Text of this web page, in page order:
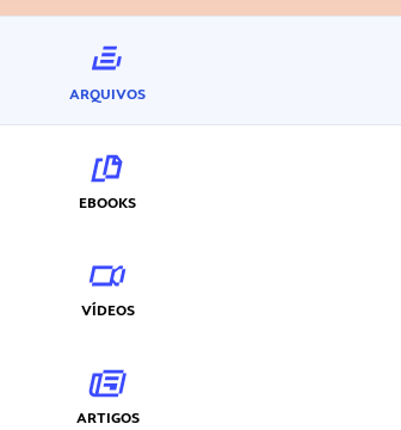
ARQUIVOS
EBOOKS
VÍDEOS
ARTIGOS